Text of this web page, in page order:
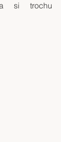
si trochu